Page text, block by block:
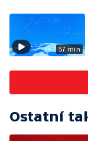
57 min
Ostatní